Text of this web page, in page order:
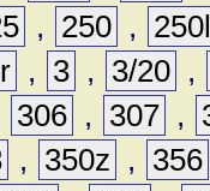
, 250 ,
, 3 , 3/20 ,
306 , 307 ,
, 350z ,
356